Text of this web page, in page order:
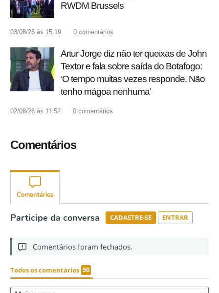
RWDM Brussels
03/08/26 às 15:19 0 comentários
Artur Jorge diz não ter queixas de John
Textor e fala sobre saída do Botafogo:
‘O tempo muitas vezes responde. Não
tenho mágoa nenhuma’
02/08/26 às 11:52 0 comentários
Comentários